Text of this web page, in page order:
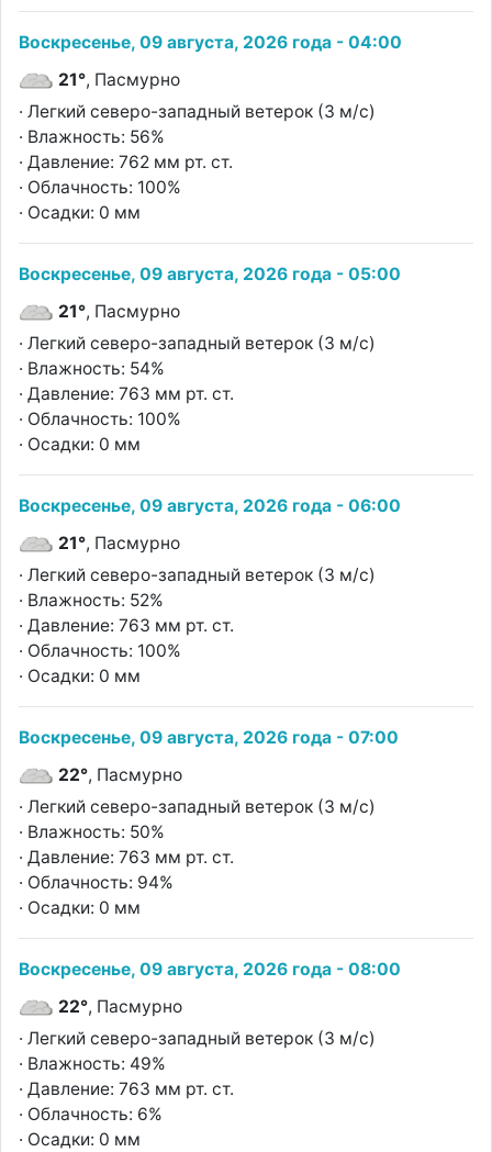
Воскресенье, 09 августа, 2026 года - 04:00
21°, Пасмурно
· Легкий северо-западный ветерок (3 м/с)
· Влажность: 56%
· Давление: 762 мм рт. ст.
· Облачность: 100%
· Осадки: 0 мм
Воскресенье, 09 августа, 2026 года - 05:00
21°, Пасмурно
· Легкий северо-западный ветерок (3 м/с)
· Влажность: 54%
· Давление: 763 мм рт. ст.
· Облачность: 100%
· Осадки: 0 мм
Воскресенье, 09 августа, 2026 года - 06:00
21°, Пасмурно
· Легкий северо-западный ветерок (3 м/с)
· Влажность: 52%
· Давление: 763 мм рт. ст.
· Облачность: 100%
· Осадки: 0 мм
Воскресенье, 09 августа, 2026 года - 07:00
22°, Пасмурно
· Легкий северо-западный ветерок (3 м/с)
· Влажность: 50%
· Давление: 763 мм рт. ст.
· Облачность: 94%
· Осадки: 0 мм
Воскресенье, 09 августа, 2026 года - 08:00
22°, Пасмурно
· Легкий северо-западный ветерок (3 м/с)
· Влажность: 49%
· Давление: 763 мм рт. ст.
· Облачность: 6%
· Осадки: 0 мм